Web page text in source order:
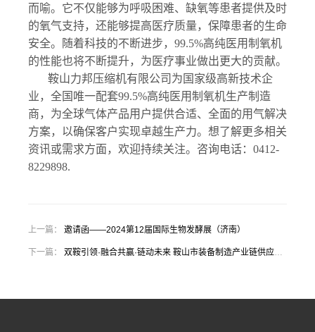
而喻。它不仅能够为呼吸困难、缺氧等患者提供及时
的氧气支持，还能够提高医疗质量，保障患者的生命
安全。随着科技的不断进步，99.5%高纯医用制氧机
的性能也将不断提升，为医疗事业做出更大的贡献。
鞍山力邦压缩机有限公司为国家级高新技术企
业，全国唯一配套99.5%高纯医用制氧机生产制造
商，为全球气体产品用户提供合适、全面的用气解决
方案，以确保客户实现卓越生产力。想了解更多相关
资讯或需求方面，欢迎持续关注。咨询电话：0412-
8229898.
上一篇： 邀请函——2024第12届国际生物发酵展（济南）
下一篇： 双鞍引领·融合共赢·链动未来 鞍山市装备制造产业链供应链对接洽谈会胜利召开